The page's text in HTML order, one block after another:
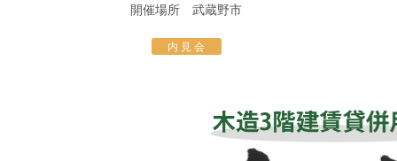
開催場所 武蔵野市
内 見 会